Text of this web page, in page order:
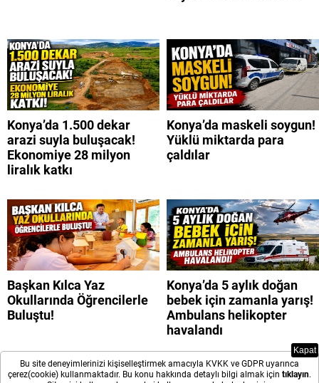
Konya’da 1.500 dekar
arazi suyla buluşacak!
Ekonomiye 28 milyon
liralık katkı
Konya’da maskeli soygun!
Yüklü miktarda para
çaldılar
Başkan Kılca Yaz
Okullarında Öğrencilerle
Buluştu!
Konya’da 5 aylık doğan
bebek için zamanla yarış!
Ambulans helikopter
havalandı
Bu site deneyimlerinizi kişiselleştirmek amacıyla KVKK ve GDPR uyarınca
çerez(cookie) kullanmaktadır. Bu konu hakkında detaylı bilgi almak için tıklayın.
Kapat